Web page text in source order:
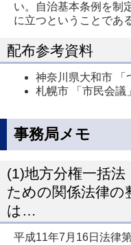
い。自治基本条例を制
に立つということであ
配布参考資料
神奈川県大和市 「
札幌市 「市民会議
事務局メモ
(1)地方分権一括
ための関係法律の
は…
平成11年7月16日法律